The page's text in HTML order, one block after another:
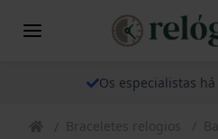
Os especialistas
Braceletes relogios